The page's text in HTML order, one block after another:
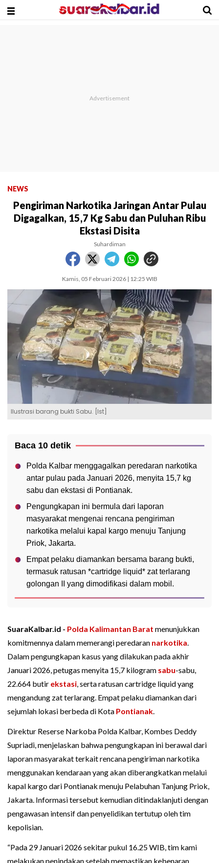
NEWS
Pengiriman Narkotika Jaringan Antar Pulau
Digagalkan, 15,7 Kg Sabu dan Puluhan Ribu
Ekstasi Disita
Suhardiman
Kamis, 05 Februari 2026 | 12:25 WIB
Ilustrasi barang bukti Sabu. [Ist]
Baca 10 detik
Polda Kalbar menggagalkan peredaran narkotika
antar pulau pada Januari 2026, menyita 15,7 kg
sabu dan ekstasi di Pontianak.
Pengungkapan ini bermula dari laporan
masyarakat mengenai rencana pengiriman
narkotika melalui kapal kargo menuju Tanjung
Priok, Jakarta.
Empat pelaku diamankan bersama barang bukti,
termasuk ratusan *cartridge liquid* zat terlarang
golongan II yang dimodifikasi dalam mobil.
SuaraKalbar.id - Polda Kalimantan Barat menunjukkan
komitmennya dalam memerangi peredaran narkotika.
Dalam pengungkapan kasus yang dilakukan pada akhir
Januari 2026, petugas menyita 15,7 kilogram sabu-sabu,
22.664 butir ekstasi, serta ratusan cartridge liquid yang
mengandung zat terlarang. Empat pelaku diamankan dari
sejumlah lokasi berbeda di Kota Pontianak.
Direktur Reserse Narkoba Polda Kalbar, Kombes Deddy
Supriadi, menjelaskan bahwa pengungkapan ini berawal dari
laporan masyarakat terkait rencana pengiriman narkotika
menggunakan kendaraan yang akan diberangkatkan melalui
kapal kargo dari Pontianak menuju Pelabuhan Tanjung Priok,
Jakarta. Informasi tersebut kemudian ditindaklanjuti dengan
pengawasan intensif dan penyelidikan tertutup oleh tim
kepolisian.
“Pada 29 Januari 2026 sekitar pukul 16.25 WIB, tim kami
melakukan penindakan setelah memastikan kebenaran